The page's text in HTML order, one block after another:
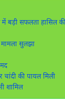
सफलता हासिल
सुलझा
की पायल मिली
शामिल